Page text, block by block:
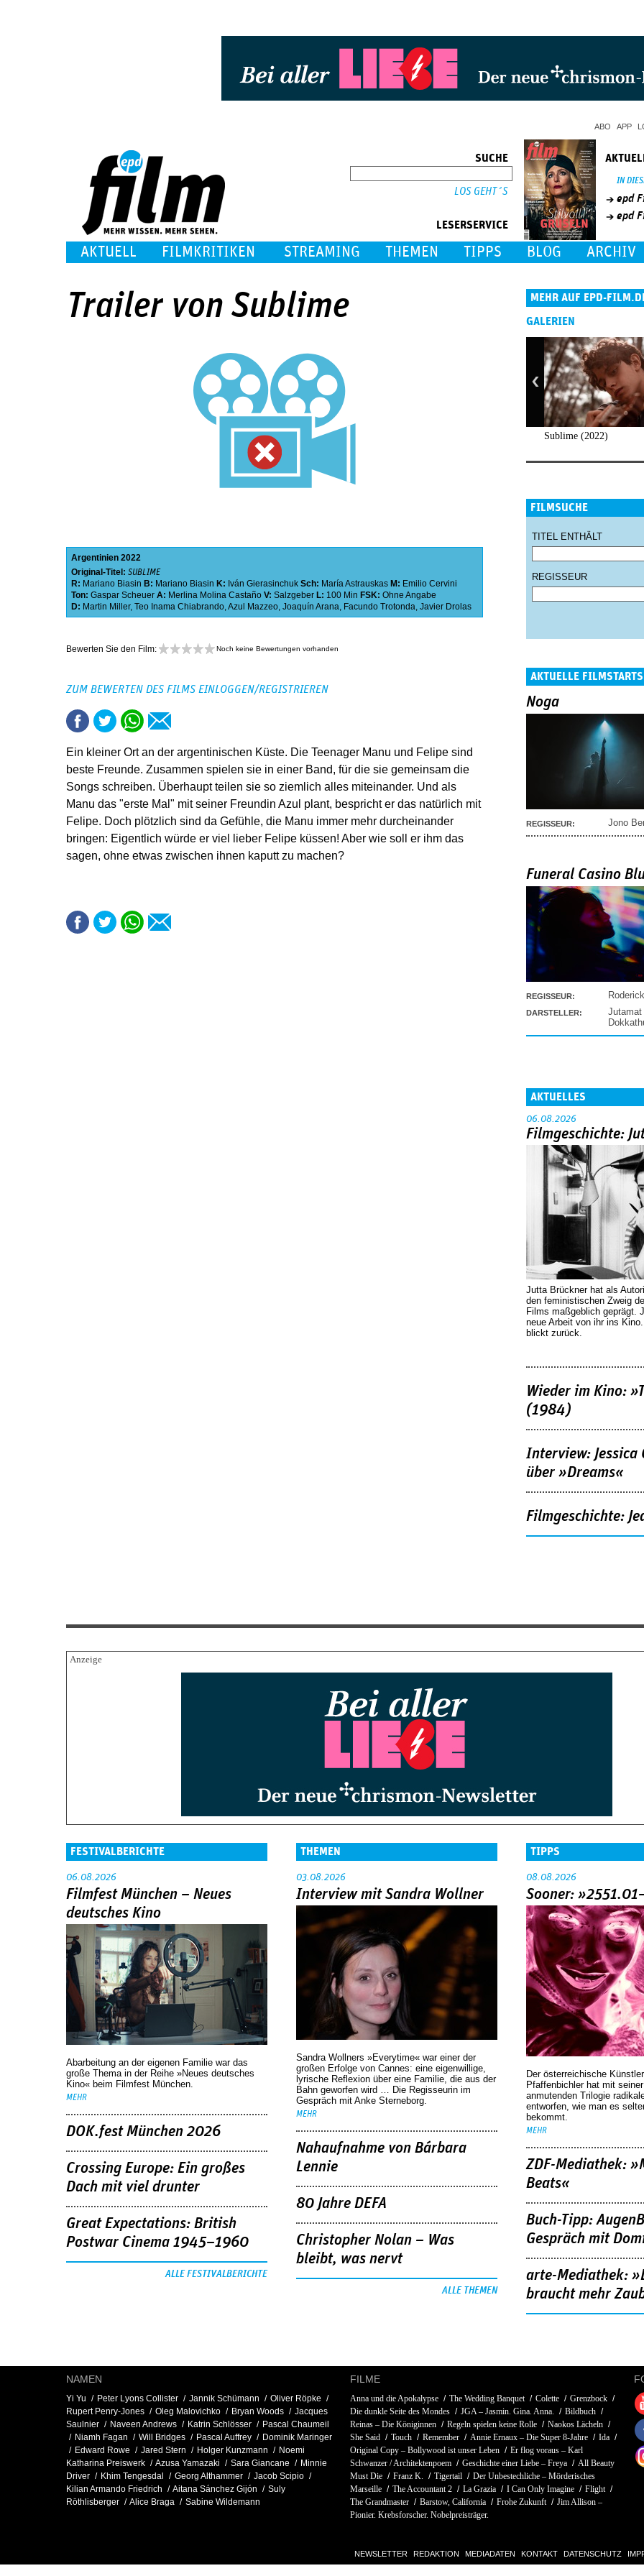
ABO APP
SUCHE
LESERSERVICE
IN
epd
epd
AKTUELL FILMKRITIKEN STREAMING THEMEN TIPPS BLOG ARCHIV
Trailer von Sublime
Argentinien 2022
Original-Titel: SUBLIME
R: Mariano Biasin B: Mariano Biasin K: Iván Gierasinchuk Sch: María Astrauskas M: Emilio Cervini
Ton: Gaspar Scheuer A: Merlina Molina Castaño V: Salzgeber L: 100 Min FSK: Ohne Angabe
D: Martin Miller, Teo Inama Chiabrando,Azul Mazzeo, Joaquín Arana, Facundo Trotonda, Javier Drolas
Bewerten Sie den Film: Noch keine Bewertungen vorhanden
ZUM BEWERTEN DES FILMS EINLOGGEN/REGISTRIEREN
Ein kleiner Ort an der argentinischen Küste. Die Teenager Manu und Felipe sind
beste Freunde. Zusammen spielen sie in einer Band, für die sie gemeinsam die
Songs schreiben. Überhaupt teilen sie so ziemlich alles miteinander. Und als
Manu das "erste Mal" mit seiner Freundin Azul plant, bespricht er das natürlich mit
Felipe. Doch plötzlich sind da Gefühle, die Manu immer mehr durcheinander
bringen: Eigentlich würde er viel lieber Felipe küssen! Aber wie soll er ihm das
sagen, ohne etwas zwischen ihnen kaputt zu machen?
MEHR AUF EPD-
GALERIEN
Sublime (2022)
FILMSUCHE
TITEL ENTHÄLT
REGISSEUR
AKTUELLE FILMSTARTS
Noga
REGISSEUR: Jono
Funeral Casino
REGISSEUR:
DARSTELLER:
Jutamat
AKTUELLES
06.08.2026
Filmgeschichte:
Jutta Brückner hat als
den feministischen Zweig
Films maßgeblich geprägt.
neue Arbeit von ihr ins
blickt zurück.
Wieder im Kino:
(1984)
Interview: Jessica
über »Dreams«
Filmgeschichte:
FESTIVALBERICHTE
06.08.2026
Filmfest München – Neues
deutsches Kino
Abarbeitung an der eigenen Familie war das
große Thema in der Reihe »Neues deutsches
Kino« beim Filmfest München.
MEHR
DOK.fest München 2026
Crossing Europe: Ein großes
Dach mit viel drunter
Great Expectations: British
Postwar Cinema 1945–1960
ALLE FESTIVALBERICHTE
THEMEN
03.08.2026
Interview mit Sandra Wollner
Sandra Wollners »Everytime« war einer der
großen Erfolge von Cannes: eine eigenwillige,
lyrische Reflexion über eine ­Familie, die aus der
Bahn geworfen wird … Die Regisseurin im
Gespräch mit Anke Sterneborg.
MEHR
Nahaufnahme von Bárbara
Lennie
80 Jahre DEFA
Christopher Nolan – Was
bleibt, was nervt
ALLE THEMEN
TIPPS
08.08.2026
Sooner:
Der österreichische
Pfaffenbichler hat mit
anmutenden Trilogie
entworfen, wie man es
bekommt.
MEHR
ZDF-Mediathek:
Beats«
Buch-Tipp:
Gespräch mit
arte-Mediathek:
braucht mehr
NAMEN
Yi Yu Peter Lyons Collister Jannik Schümann
Oliver Röpke
Rupert Penry-Jones
Oleg Malovichko Bryan Woods
Jacques
Saulnier
Naveen Andrews Katrin Schlösser
Pascal Chaumeil
Niamh Fagan
Will Bridges Pascal Auffrey
Dominik Maringer
Edward Rowe
Jared Stern Holger Kunzmann
Noemi
Katharina Preiswerk
Azusa Yamazaki Sara Giancane
Minnie
Driver
Khim Tengesdal Georg Althammer
Jacob Scipio
Kilian Armando Friedrich
Aitana Sánchez Gijón
Suly
Röthlisberger
Alice Braga Sabine Wildemann
FILME
Anna und die Apokalypse The Wedding Banquet Colette
Grenzbock
Die dunkle Seite des Mondes
JGA – Jasmin. Gina. Anna.
Bildbuch
Reinas – Die Königinnen
Regeln spielen keine Rolle
Naokos Lächeln
She Said
Touch Remember Annie Ernaux – Die Super 8-Jahre
Ida
Original Copy – Bollywood ist unser Leben
Er flog voraus – Karl
Schwanzer / Architektenpoem
Geschichte einer Liebe – Freya
All Beauty
Must Die
Franz K. Tigertail
Der Unbestechliche – Mörderisches
Marseille
The Accountant 2 La Grazia I Can Only Imagine
Flight
The Grandmaster
Barstow, California Frohe Zukunft
Jim Allison –
Pionier. Krebsforscher. Nobelpreisträger.
NEWSLETTER REDAKTION MEDIADATEN KONTAKT DATENSCHUTZ